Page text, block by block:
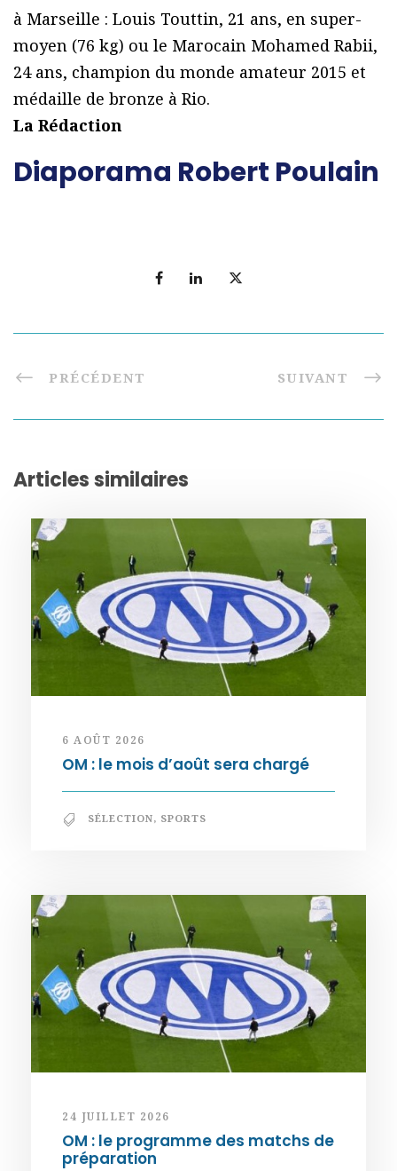
à Marseille : Louis Touttin, 21 ans, en super-
moyen (76 kg) ou le Marocain Mohamed Rabii,
24 ans, champion du monde amateur 2015 et
médaille de bronze à Rio.
La Rédaction
Diaporama Robert Poulain
PRÉCÉDENT SUIVANT
Articles similaires
6 AOÛT 2026
OM : le mois d’août sera chargé
SÉLECTION, SPORTS
24 JUILLET 2026
OM : le programme des matchs de
préparation